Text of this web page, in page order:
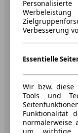
Presse
Karriere
Datenschutz
Impressum
Erklärung zur
Verbesserung
Essentielle
Wir bzw. diese
Tools und
Funktionalität
normalerweise